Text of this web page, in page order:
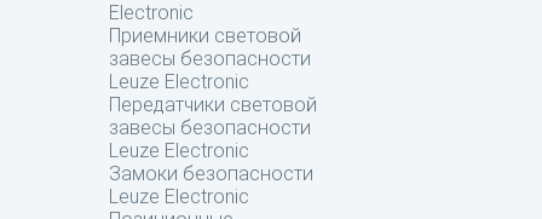
Electronic
Приемники световой
завесы безопасности
Leuze Electronic
Передатчики световой
завесы безопасности
Leuze Electronic
Замоки безопасности
Leuze Electronic